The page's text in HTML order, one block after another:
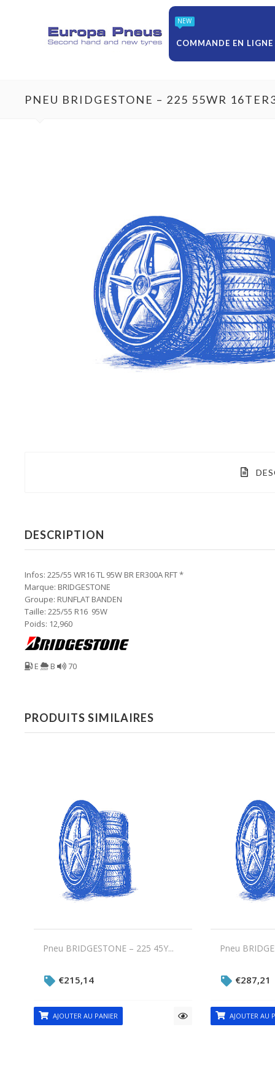
NEW
COMMANDE EN LIGNE
PNEU BRIDGESTONE – 225 55WR
DESCRIPTION
Infos: 225/55 WR16 TL 95W BR ER300A RFT *
Marque: BRIDGESTONE
Groupe: RUNFLAT BANDEN
Taille: 225/55 R16 95W
Poids: 12,960
E B 70
PRODUITS SIMILAIRES
Pneu BRIDGESTONE – 225 45Y...
€215,14
AJOUTER AU PANIER
Pneu
€287,21
AJOUTER AU